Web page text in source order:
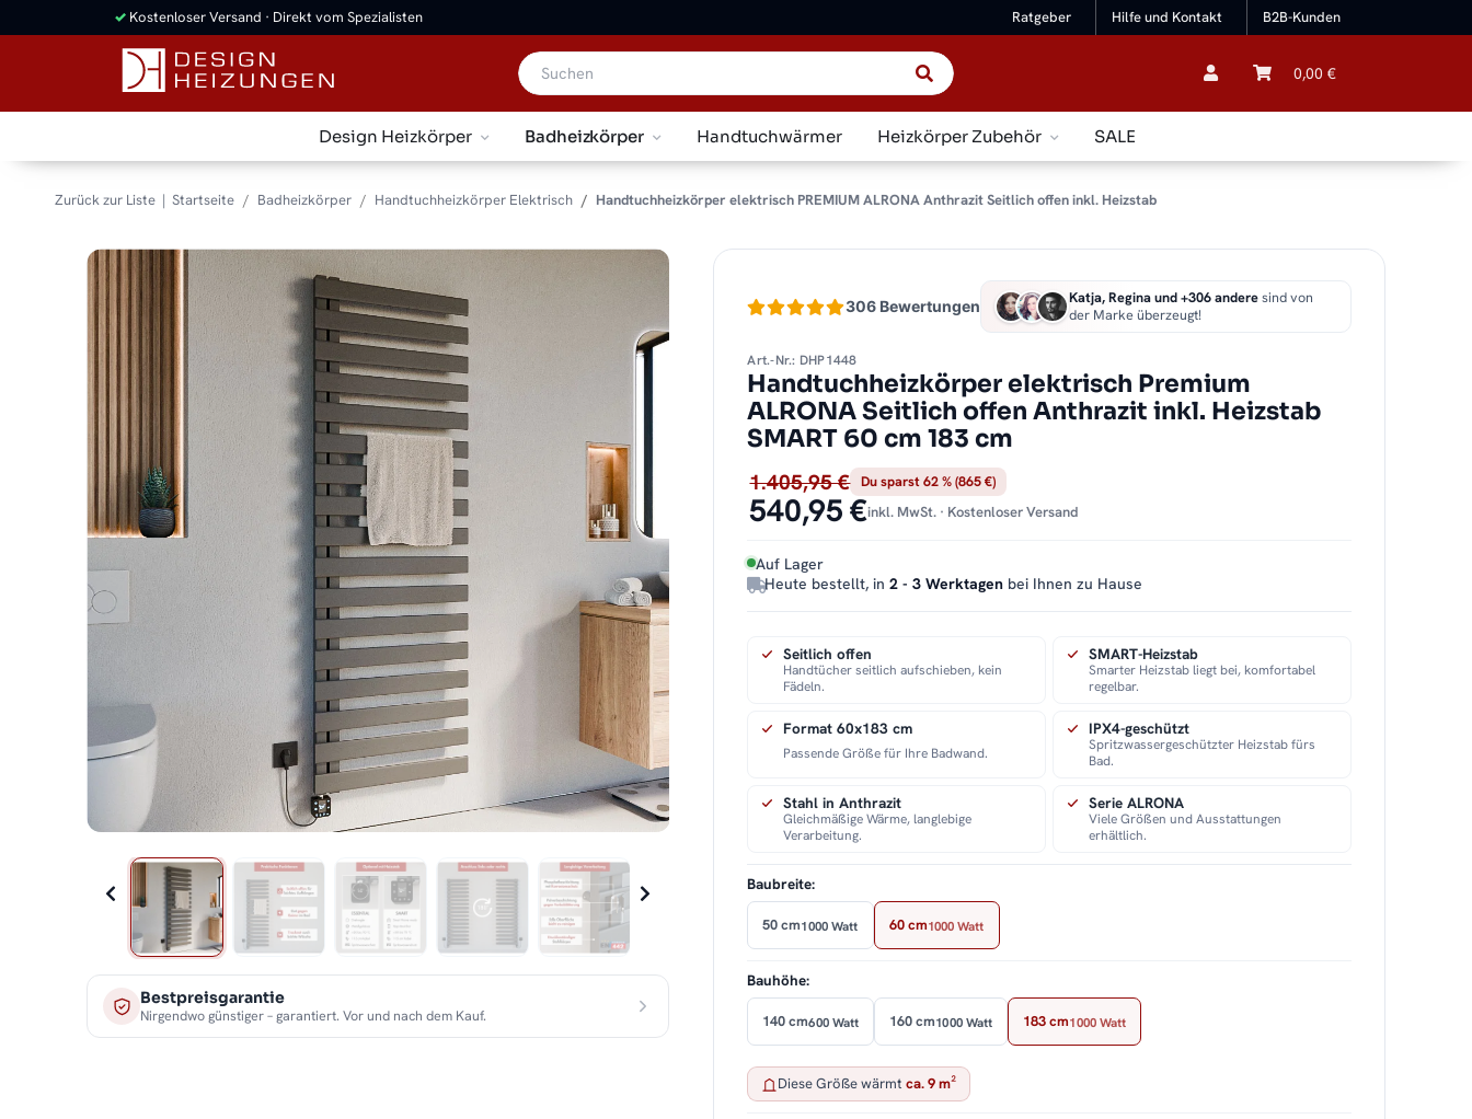
Ratgeber Hilfe und Kontakt B2B-Kunden
✓ Kostenloser Versand · Direkt vom Spezialisten
0,00 €
Design Heizkörper Badheizkörper Handtuchwärmer Heizkörper Zubehör SALE
Zurück zur Liste Startseite Badheizkörper Handtuchheizkörper Elektrisch Handtuchheizkörper elektrisch PREMIUM ALRONA Anthrazit Seitlich offen inkl. Heizstab
Bestpreisgarantie
Nirgendwo günstiger – garantiert. Vor und nach dem Kauf.
306 Bewertungen Katja, Regina und +306 anderesind von
der Marke überzeugt!
Art.-Nr.: DHP1448
Handtuchheizkörper elektrisch Premium
ALRONA Seitlich offen Anthrazit inkl. Heizstab
SMART 60 cm 183 cm
1.405,95 € Du sparst 62 % (865 €)
540,95 €inkl. MwSt. · Kostenloser Versand
Auf Lager
Heute bestellt, in2 - 3 Werktagen bei Ihnen zu Hause
Seitlich offen
Handtücher seitlich aufschieben, kein
Fädeln.
SMART-Heizstab
Smarter Heizstab liegt bei, komfortabel
regelbar.
Format 60x183 cm
Passende Größe für Ihre Badwand.
IPX4-geschützt
Spritzwassergeschützter Heizstab fürs
Bad.
Stahl in Anthrazit
Gleichmäßige Wärme, langlebige
Verarbeitung.
Serie ALRONA
Viele Größen und Ausstattungen
erhältlich.
Baubreite:
50 cm1000 Watt 60 cm1000 Watt
Bauhöhe:
140 cm600 Watt 160 cm1000 Watt 183 cm1000 Watt
Diese Größe wärmtca. 9 m²